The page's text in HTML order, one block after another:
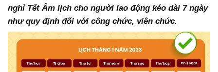
nghỉ Tết Âm lịch cho người lao động kéo dài 7 ngày
như quy định đối với công chức, viên chức.